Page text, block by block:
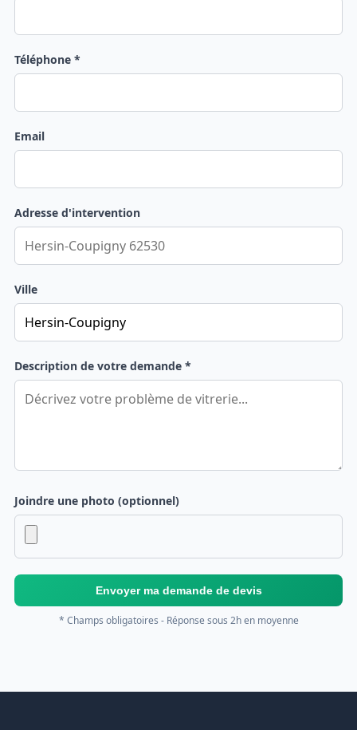
Téléphone *
Email
Adresse d'intervention
Ville
Description de votre demande *
Joindre une photo (optionnel)
Envoyer ma demande de devis
* Champs obligatoires - Réponse sous 2h en moyenne